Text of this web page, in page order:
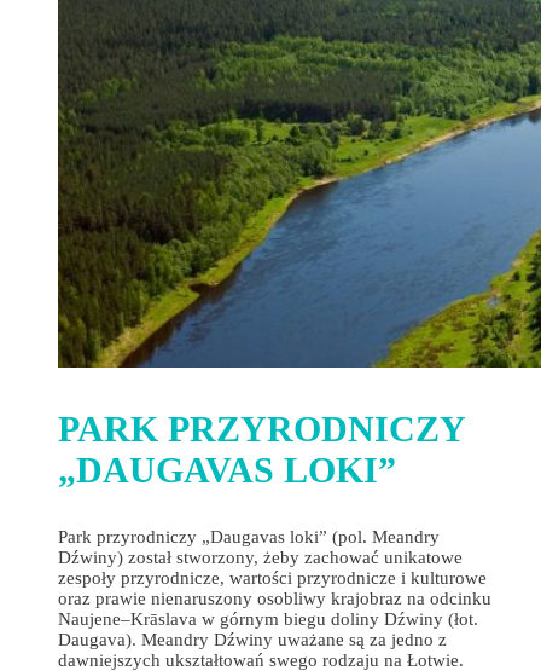
PARK PRZYRODNICZY
„DAUGAVAS LOKI”
Park przyrodniczy „Daugavas loki” (pol. Meandry
Dźwiny) został stworzony, żeby zachować unikatowe
zespoły przyrodnicze, wartości przyrodnicze i kulturowe
oraz prawie nienaruszony osobliwy krajobraz na odcinku
Naujene–Krāslava w górnym biegu doliny Dźwiny (łot.
Daugava). Meandry Dźwiny uważane są za jedno z
dawniejszych ukształtowań swego rodzaju na Łotwie.